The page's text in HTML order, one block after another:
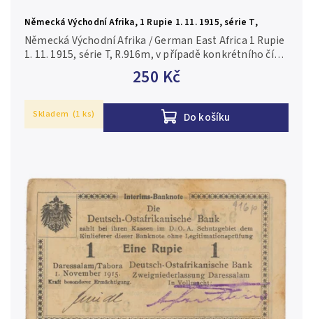
Německá Východní Afrika, 1 Rupie 1. 11. 1915, série T,
R.916m
250 Kč
Do košíku
Německá Východní Afrika / German East Africa 1 Rupie
1. 11. 1915, série T, R.916m, v případě konkrétního čísla
je foto pouze ilustrační 2-/F
Skladem (1 ks)